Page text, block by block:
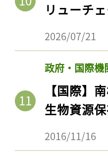
リューチ
2026/07/21
政府・国際機
【国際】
生物資源
2016/11/16